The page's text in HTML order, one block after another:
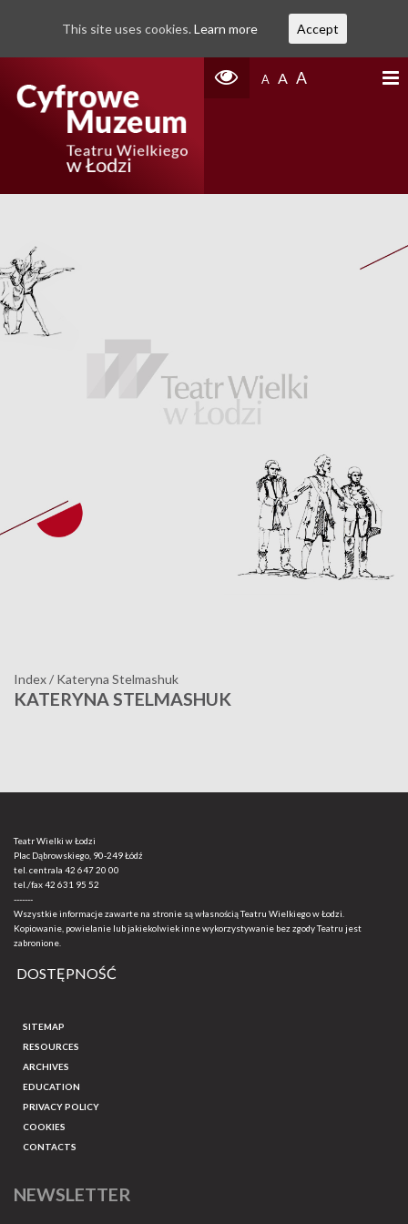
A A A
Index/ Kateryna Stelmashuk
KATERYNA STELMASHUK
Teatr Wielki w Łodzi
Plac Dąbrowskiego, 90-249 Łódź
tel. centrala 42 647 20 00
tel./fax42 631 95 52
-------
Wszystkie informacje zawarte na stronie są własnością Teatru Wielkiego w Łodzi.
Kopiowanie, powielanie lub jakiekolwiek inne wykorzystywanie bez zgody Teatru jest
zabronione.
DOSTĘPNOŚĆ
SITEMAP
RESOURCES
ARCHIVES
EDUCATION
PRIVACY POLICY
COOKIES
CONTACTS
NEWSLETTER
This site uses cookies. Learn more Accept